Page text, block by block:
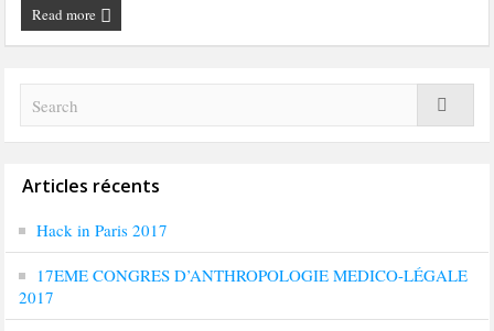
Read more
Articles récents
Hack in Paris 2017
17EME CONGRES D’ANTHROPOLOGIE MEDICO-LÉGALE
2017